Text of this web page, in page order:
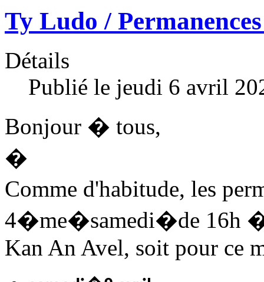
Ty Ludo /
Détails
Publié le jeudi 6 avril
Bonjour � tous,
�
Comme d'habitude, les
4�me�samedi�de 16h �
Kan An Avel, soit pour ce